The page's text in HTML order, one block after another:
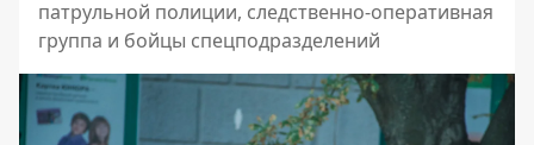
патрульной полиции, следственно-оперативная
группа и бойцы спецподразделений